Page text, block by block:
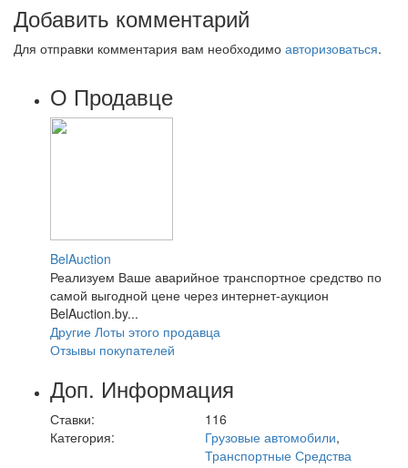
Добавить комментарий
Для отправки комментария вам необходимо авторизоваться.
О Продавце
BelAuction
Реализуем Ваше аварийное транспортное средство по
самой выгодной цене через интернет-аукцион
BelAuction.by...
Другие Лоты этого продавца
Отзывы покупателей
Доп. Информация
Ставки:
116
Категория:
Грузовые автомобили,
Транспортные Средства